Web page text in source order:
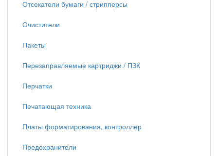
Отсекатели бумаги / стрипперсы
Очистители
Пакеты
Перезаправляемые картриджи / ПЗК
Перчатки
Печатающая техника
Платы форматирования, контроллер
Предохранители